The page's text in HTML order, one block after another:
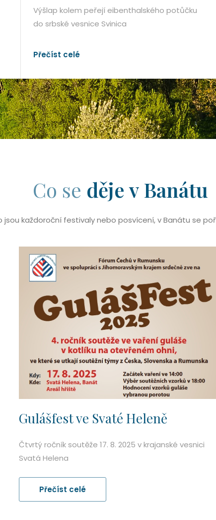
Výšlap kolem peřejí eibenthalského potůčku
do srbské vesnice Svinica
Přečíst celé
Co se děje v Banátu
jsou každoroční festivaly nebo posvícení, v Banátu se
Gulášfest ve Svaté Heleně
Čtvrtý ročník soutěže 17. 8. 2025 v krajanské vesnici
Svatá Helena
Přečíst celé